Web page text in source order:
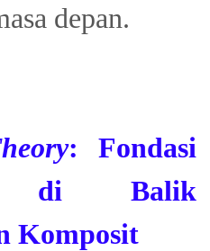
depan.
: Fondasi
di Balik
Komposit